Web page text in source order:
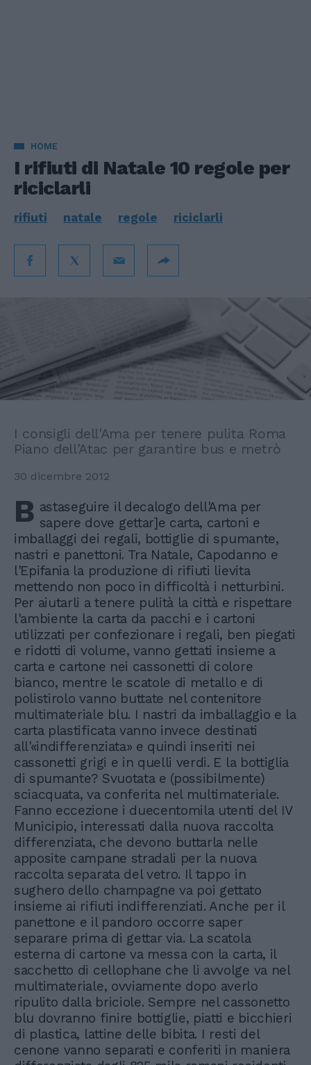
HOME
I rifiuti di Natale 10 regole per
riciclarli
rifiuti natale regole riciclarli
I consigli dell'Ama per tenere pulita Roma
Piano dell'Atac per garantire bus e metrò
30 dicembre 2012
B astaseguire il decalogo dell'Ama per
sapere dove gettar]e carta, cartoni e
imballaggi dei regali, bottiglie di spumante,
nastri e panettoni. Tra Natale, Capodanno e
l'Epifania la produzione di rifiuti lievita
mettendo non poco in difficoltà i netturbini.
Per aiutarli a tenere pulità la città e rispettare
l'ambiente la carta da pacchi e i cartoni
utilizzati per confezionare i regali, ben piegati
e ridotti di volume, vanno gettati insieme a
carta e cartone nei cassonetti di colore
bianco, mentre le scatole di metallo e di
polistirolo vanno buttate nel contenitore
multimateriale blu. I nastri da imballaggio e la
carta plastificata vanno invece destinati
all'«indifferenziata» e quindi inseriti nei
cassonetti grigi e in quelli verdi. E la bottiglia
di spumante? Svuotata e (possibilmente)
sciacquata, va conferita nel multimateriale.
Fanno eccezione i duecentomila utenti del IV
Municipio, interessati dalla nuova raccolta
differenziata, che devono buttarla nelle
apposite campane stradali per la nuova
raccolta separata del vetro. Il tappo in
sughero dello champagne va poi gettato
insieme ai rifiuti indifferenziati. Anche per il
panettone e il pandoro occorre saper
separare prima di gettar via. La scatola
esterna di cartone va messa con la carta, il
sacchetto di cellophane che li avvolge va nel
multimateriale, ovviamente dopo averlo
ripulito dalla briciole. Sempre nel cassonetto
blu dovranno finire bottiglie, piatti e bicchieri
di plastica, lattine delle bibita. I resti del
cenone vanno separati e conferiti in maniera